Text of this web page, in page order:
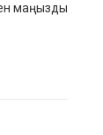
маңызды